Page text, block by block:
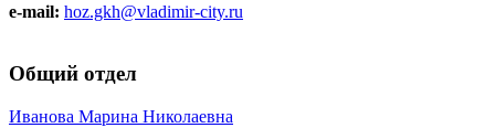
e-mail: hoz.gkh@vladimir-city.ru
Общий отдел
Иванова Марина Николаевна